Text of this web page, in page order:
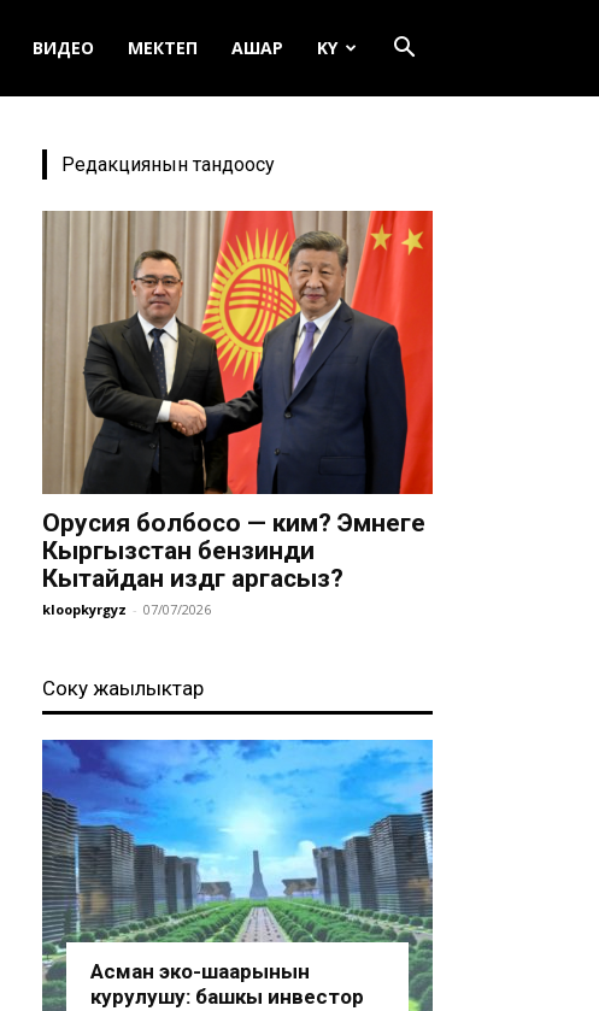
ВИДЕО МЕКТЕП АШАР KY
Редакциянын тандоосу
Орусия болбосо — ким? Эмнеге
Кыргызстан бензинди
Кытайдан издөөгө аргасыз?
kloopkyrgyz - 07/07/2026
Соңку жаңылыктар
Асман эко-шаарынын
курулушу: башкы инвестор